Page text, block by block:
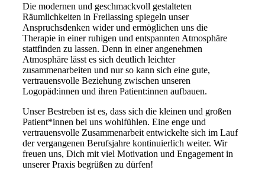
Die modernen und geschmackvoll gestalteten
Räumlichkeiten in Freilassing spiegeln unser
Anspruchsdenken wider und ermöglichen uns die
Therapie in einer ruhigen und entspannten Atmosphäre
stattfinden zu lassen. Denn in einer angenehmen
Atmosphäre lässt es sich deutlich leichter
zusammenarbeiten und nur so kann sich eine gute,
vertrauensvolle Beziehung zwischen unseren
Logopäd:innen und ihren Patient:innen aufbauen.
Unser Bestreben ist es, dass sich die kleinen und großen
Patient*innen bei uns wohlfühlen. Eine enge und
vertrauensvolle Zusammenarbeit entwickelte sich im Lauf
der vergangenen Berufsjahre kontinuierlich weiter. Wir
freuen uns, Dich mit viel Motivation und Engagement in
unserer Praxis begrüßen zu dürfen!